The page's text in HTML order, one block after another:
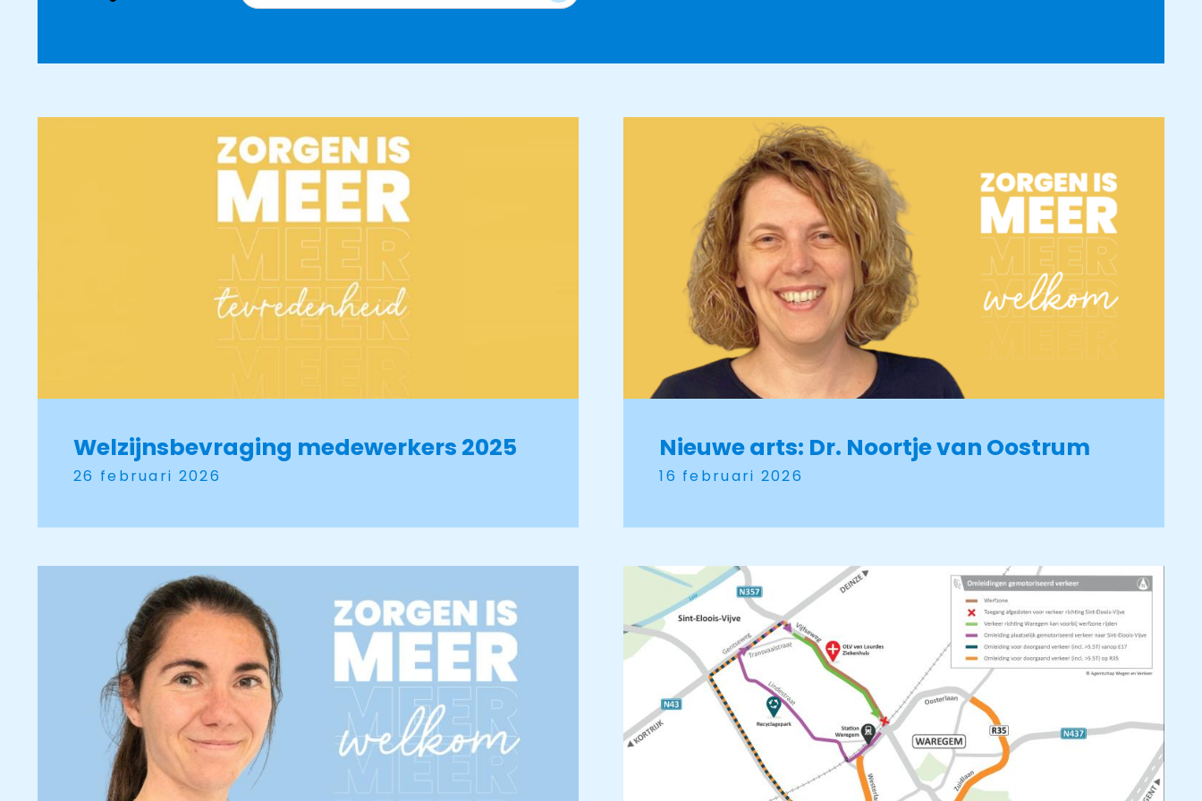
Welzijnsbevraging medewerkers 2025
26 februari 2026
Nieuwe arts: Dr. Noortje van Oostrum
16 februari 2026